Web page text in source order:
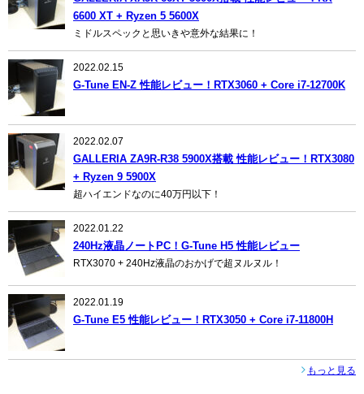
6600 XT + Ryzen 5 5600X
ミドルスペックと思いきや意外な結果に！
2022.02.15
G-Tune EN-Z 性能レビュー！RTX3060 + Core i7-12700K
2022.02.07
GALLERIA ZA9R-R38 5900X搭載 性能レビュー！RTX3080
+ Ryzen 9 5900X
超ハイエンドなのに40万円以下！
2022.01.22
240Hz液晶ノートPC！G-Tune H5 性能レビュー
RTX3070 + 240Hz液晶のおかげで超ヌルヌル！
2022.01.19
G-Tune E5 性能レビュー！RTX3050 + Core i7-11800H
もっと見る